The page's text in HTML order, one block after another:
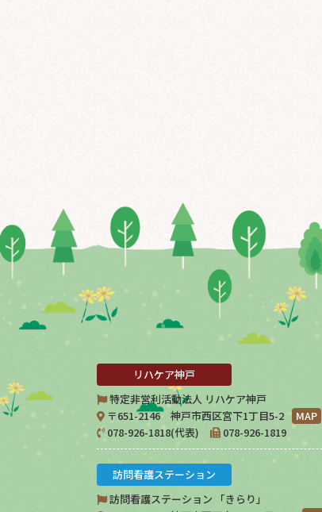
リハケア神戸
特定非営利活動法人 リハケア神戸
〒651-2146 神戸市西区宮下1丁目5-2
MAP
078-926-1818(代表)
078-926-1819
訪問看護ステーション
訪問看護ステーション 「きらり」